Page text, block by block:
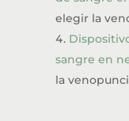
elegir la
sangre en
la